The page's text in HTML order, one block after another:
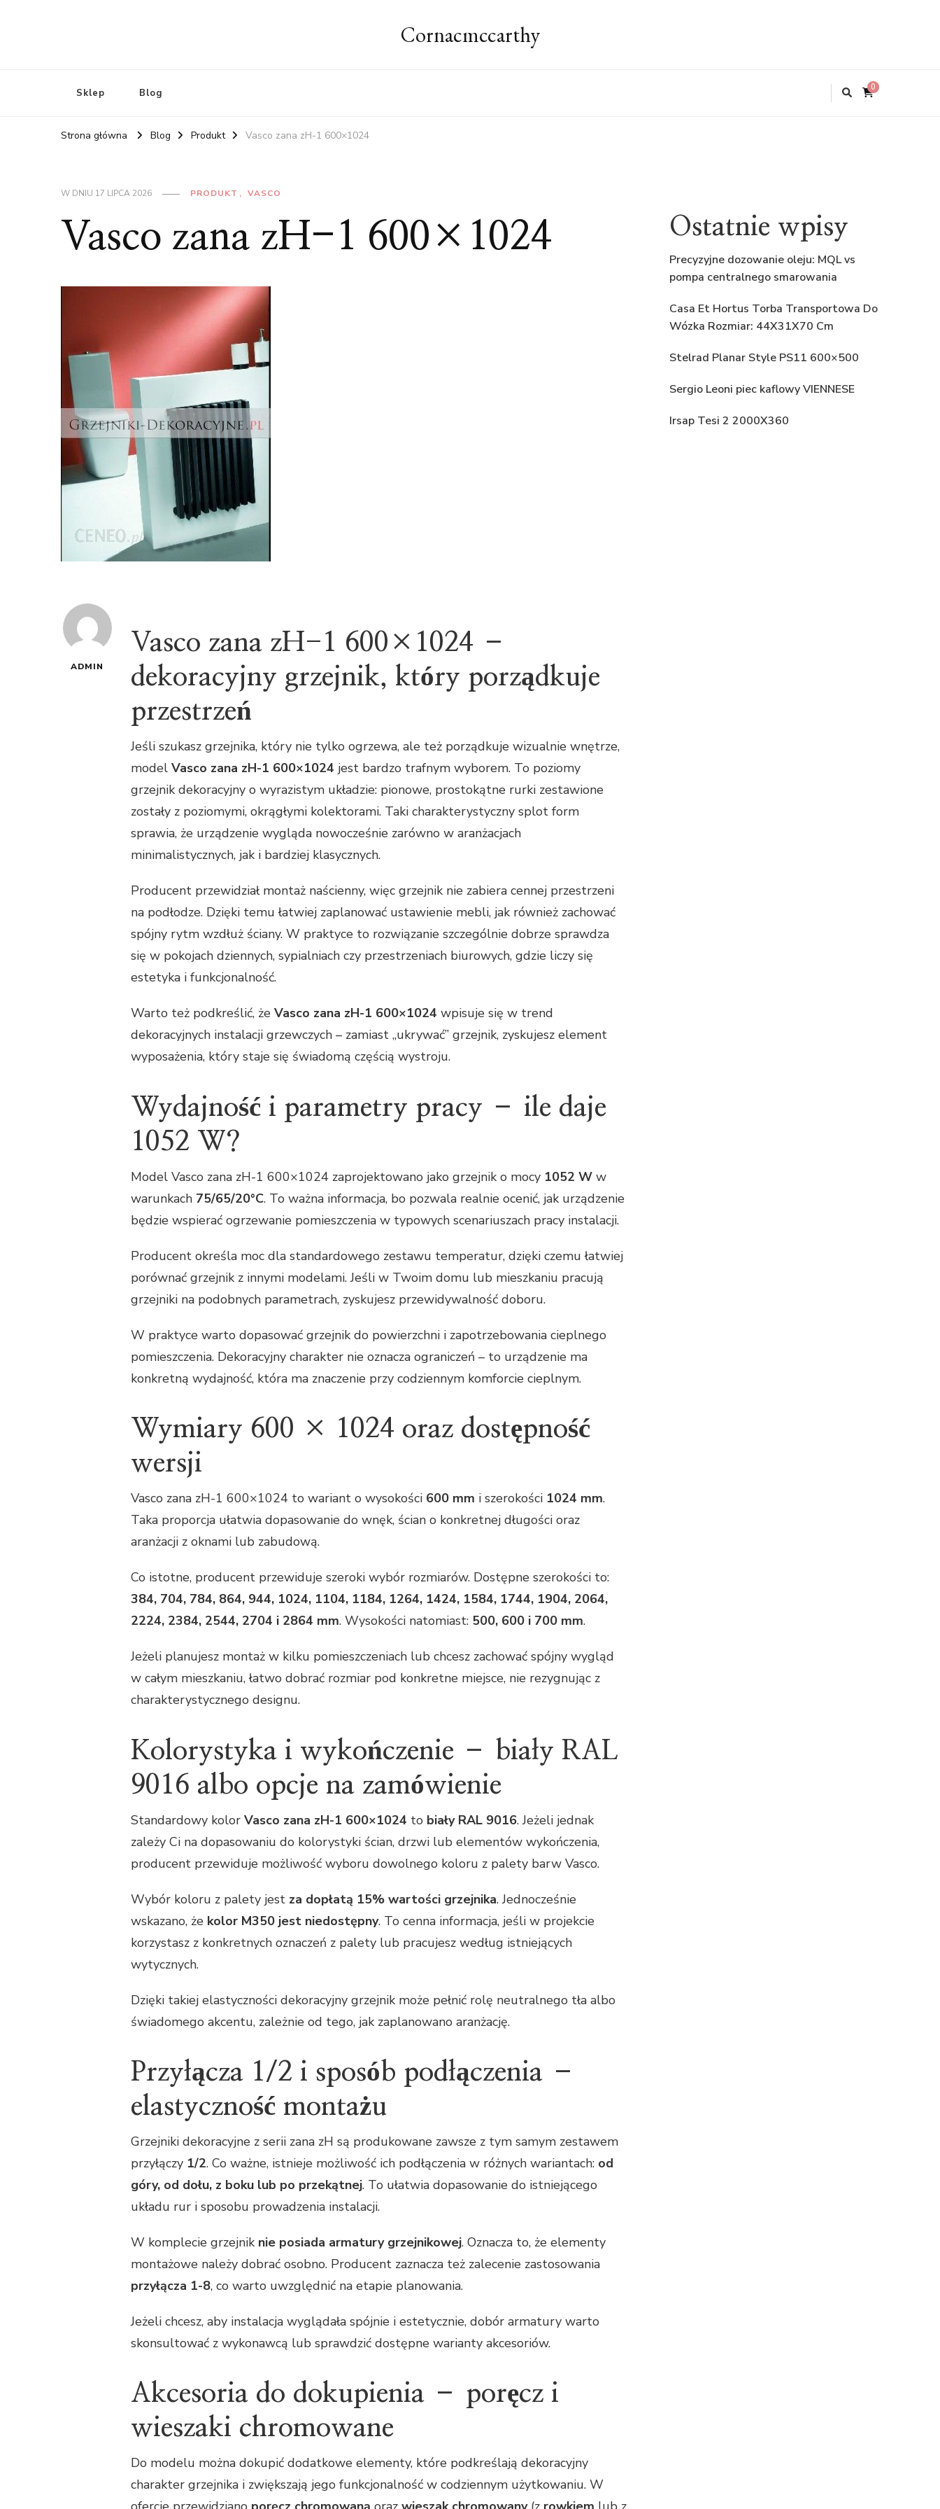
Cornacmccarthy
Sklep Blog 0
Strona główna Blog Produkt Vasco zana zH-1 600×1024
W DNIU 17 LIPCA 2026 PRODUKT VASCO
Vasco zana zH-1 600×1024
ADMIN
Vasco zana zH-1 600×1024 –
dekoracyjny grzejnik, który porządkuje
przestrzeń
Jeśli szukasz grzejnika, który nie tylko ogrzewa, ale też porządkuje wizualnie wnętrze,
model Vasco zana zH-1 600×1024 jest bardzo trafnym wyborem. To poziomy
grzejnik dekoracyjny o wyrazistym układzie: pionowe, prostokątne rurki zestawione
zostały z poziomymi, okrągłymi kolektorami. Taki charakterystyczny splot form
sprawia, że urządzenie wygląda nowocześnie zarówno w aranżacjach
minimalistycznych, jak i bardziej klasycznych.
Producent przewidział montaż naścienny, więc grzejnik nie zabiera cennej przestrzeni
na podłodze. Dzięki temu łatwiej zaplanować ustawienie mebli, jak również zachować
spójny rytm wzdłuż ściany. W praktyce to rozwiązanie szczególnie dobrze sprawdza
się w pokojach dziennych, sypialniach czy przestrzeniach biurowych, gdzie liczy się
estetyka i funkcjonalność.
Warto też podkreślić, że Vasco zana zH-1 600×1024 wpisuje się w trend
dekoracyjnych instalacji grzewczych – zamiast „ukrywać” grzejnik, zyskujesz element
wyposażenia, który staje się świadomą częścią wystroju.
Wydajność i parametry pracy – ile daje
1052 W?
Model Vasco zana zH-1 600×1024 zaprojektowano jako grzejnik o mocy 1052 W w
warunkach 75/65/20°C. To ważna informacja, bo pozwala realnie ocenić, jak urządzenie
będzie wspierać ogrzewanie pomieszczenia w typowych scenariuszach pracy instalacji.
Producent określa moc dla standardowego zestawu temperatur, dzięki czemu łatwiej
porównać grzejnik z innymi modelami. Jeśli w Twoim domu lub mieszkaniu pracują
grzejniki na podobnych parametrach, zyskujesz przewidywalność doboru.
W praktyce warto dopasować grzejnik do powierzchni i zapotrzebowania cieplnego
pomieszczenia. Dekoracyjny charakter nie oznacza ograniczeń – to urządzenie ma
konkretną wydajność, która ma znaczenie przy codziennym komforcie cieplnym.
Wymiary 600 × 1024 oraz dostępność
wersji
Vasco zana zH-1 600×1024 to wariant o wysokości 600 mm i szerokości 1024 mm.
Taka proporcja ułatwia dopasowanie do wnęk, ścian o konkretnej długości oraz
aranżacji z oknami lub zabudową.
Co istotne, producent przewiduje szeroki wybór rozmiarów. Dostępne szerokości to:
384, 704, 784, 864, 944, 1024, 1104, 1184, 1264, 1424, 1584, 1744, 1904, 2064,
2224, 2384, 2544, 2704 i 2864 mm. Wysokości natomiast: 500, 600 i 700 mm.
Jeżeli planujesz montaż w kilku pomieszczeniach lub chcesz zachować spójny wygląd
w całym mieszkaniu, łatwo dobrać rozmiar pod konkretne miejsce, nie rezygnując z
charakterystycznego designu.
Kolorystyka i wykończenie – biały RAL
9016 albo opcje na zamówienie
Standardowy kolor Vasco zana zH-1 600×1024 to biały RAL 9016. Jeżeli jednak
zależy Ci na dopasowaniu do kolorystyki ścian, drzwi lub elementów wykończenia,
producent przewiduje możliwość wyboru dowolnego koloru z palety barw Vasco.
Wybór koloru z palety jest za dopłatą 15% wartości grzejnika. Jednocześnie
wskazano, że kolor M350 jest niedostępny. To cenna informacja, jeśli w projekcie
korzystasz z konkretnych oznaczeń z palety lub pracujesz według istniejących
wytycznych.
Dzięki takiej elastyczności dekoracyjny grzejnik może pełnić rolę neutralnego tła albo
świadomego akcentu, zależnie od tego, jak zaplanowano aranżację.
Przyłącza 1/2 i sposób podłączenia –
elastyczność montażu
Grzejniki dekoracyjne z serii zana zH są produkowane zawsze z tym samym zestawem
przyłączy 1/2. Co ważne, istnieje możliwość ich podłączenia w różnych wariantach: od
góry, od dołu, z boku lub po przekątnej. To ułatwia dopasowanie do istniejącego
układu rur i sposobu prowadzenia instalacji.
W komplecie grzejnik nie posiada armatury grzejnikowej. Oznacza to, że elementy
montażowe należy dobrać osobno. Producent zaznacza też zalecenie zastosowania
przyłącza 1-8, co warto uwzględnić na etapie planowania.
Jeżeli chcesz, aby instalacja wyglądała spójnie i estetycznie, dobór armatury warto
skonsultować z wykonawcą lub sprawdzić dostępne warianty akcesoriów.
Akcesoria do dokupienia – poręcz i
wieszaki chromowane
Do modelu można dokupić dodatkowe elementy, które podkreślają dekoracyjny
charakter grzejnika i zwiększają jego funkcjonalność w codziennym użytkowaniu. W
Ostatnie wpisy
Precyzyjne dozowanie oleju: MQL vs
pompa centralnego smarowania
Casa Et Hortus Torba Transportowa Do
Wózka Rozmiar: 44X31X70 Cm
Stelrad Planar Style PS11 600×500
Sergio Leoni piec kaflowy VIENNESE
Irsap Tesi 2 2000X360